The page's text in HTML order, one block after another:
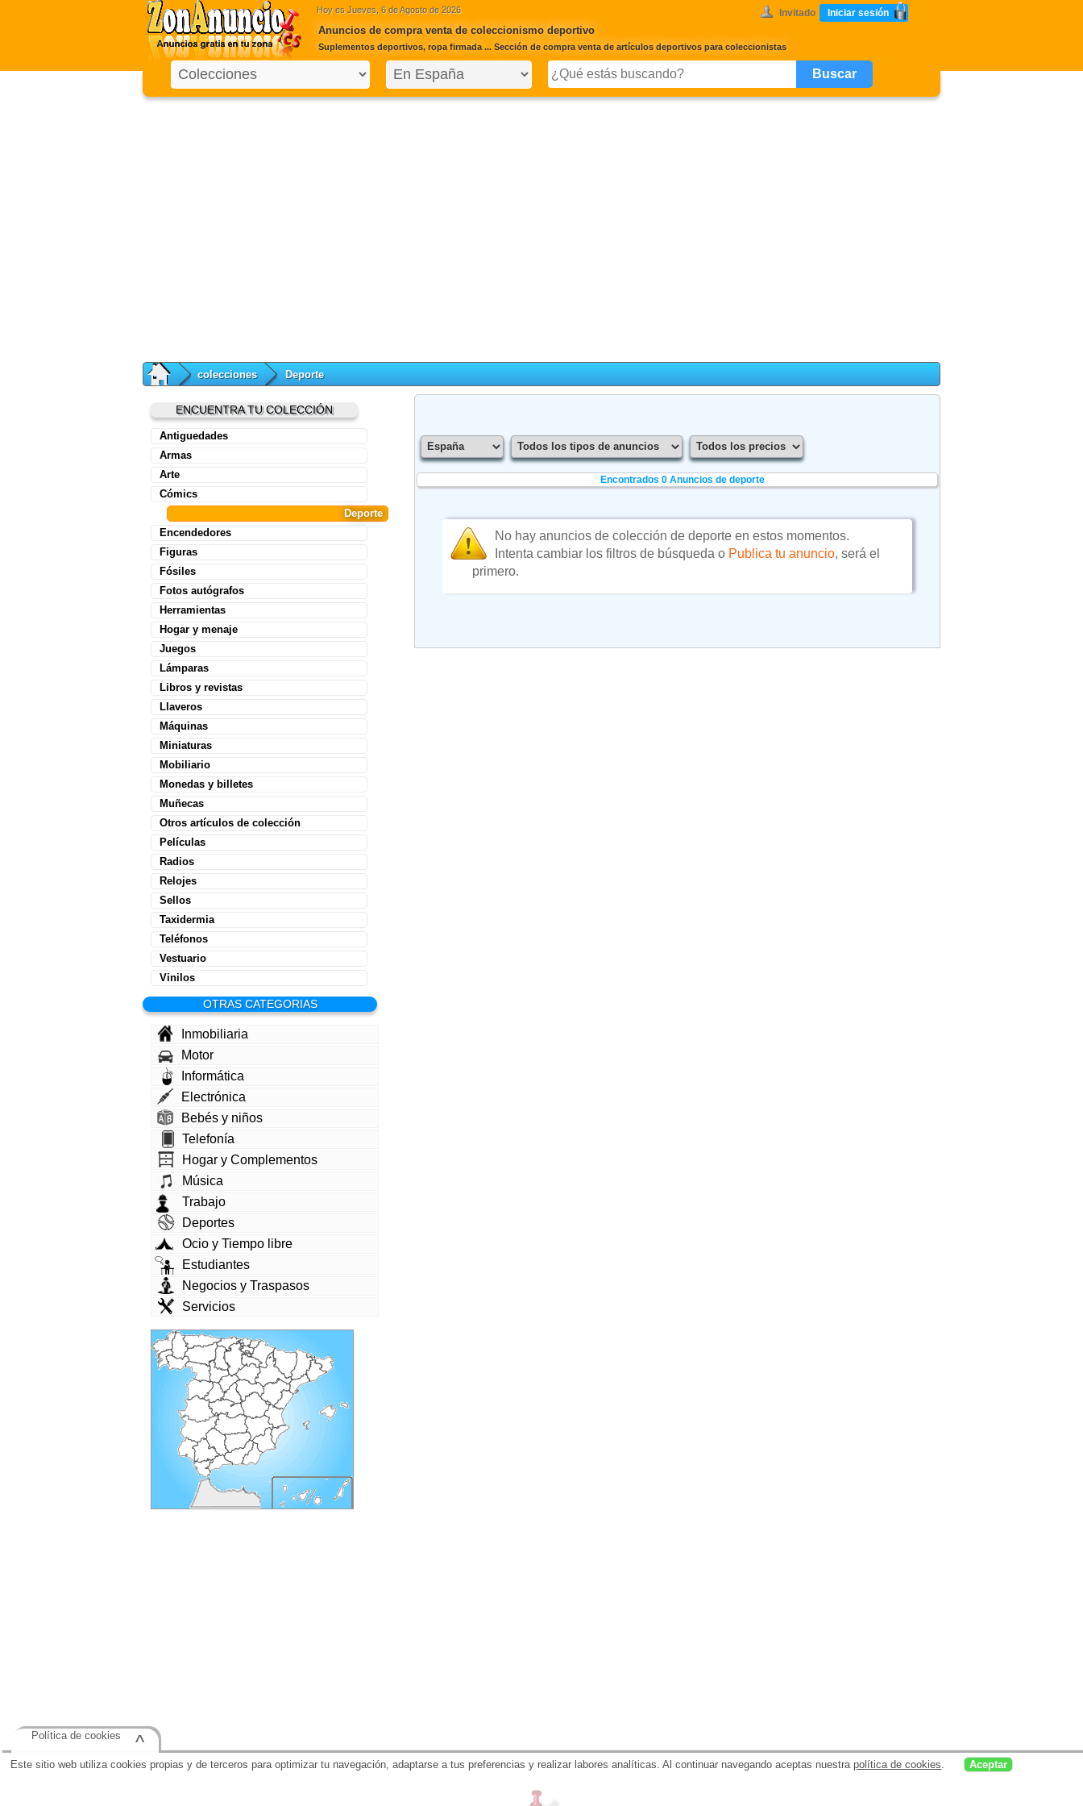
Hoy es Jueves, 6 de Agosto de 2026 Invitado Iniciar sesión
Anuncios de compra venta de coleccionismo deportivo
Suplementos deportivos, ropa firmada ... Sección de compra venta de artículos deportivos para coleccionistas
colecciones Deporte
ENCUENTRA TU COLECCIÓN
Antiguedades
Armas
Arte
Cómics
Deporte
Encendedores
Figuras
Fósiles
Fotos autógrafos
Herramientas
Hogar y menaje
Juegos
Lámparas
Libros y revistas
Llaveros
Máquinas
Miniaturas
Mobiliario
Monedas y billetes
Muñecas
Otros artículos de colección
Películas
Radios
Relojes
Sellos
Taxidermia
Teléfonos
Vestuario
Vinilos
OTRAS CATEGORIAS
Inmobiliaria
Motor
Informática
Electrónica
Bebés y niños
Telefonía
Hogar y Complementos
Música
Trabajo
Deportes
Ocio y Tiempo libre
Estudiantes
Negocios y Traspasos
Servicios
Encontrados 0 Anuncios de deporte
No hay anuncios de colección de deporte en estos momentos.
Intenta cambiar los filtros de búsqueda o Publica tu anuncio, será el
primero.
Este sitio web utiliza cookies propias y de terceros para optimizar tu navegación, adaptarse a tus preferencias y realizar labores analíticas. Al continuar navegando aceptas nuestrapolítica de cookies. Aceptar
Política de cookies ^